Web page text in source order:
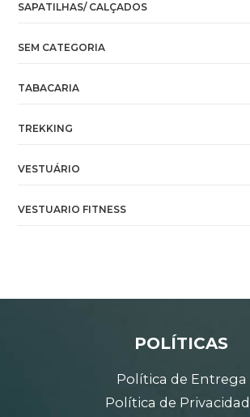
SAPATILHAS/ CALÇADOS
SEM CATEGORIA
TABACARIA
TREKKING
VESTUÁRIO
VESTUARIO FITNESS
POLÍTICAS
Política de Entrega
Política de